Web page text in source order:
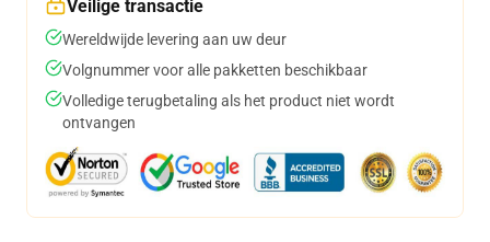
Veilige transactie
Wereldwijde levering aan uw deur
Volgnummer voor alle pakketten beschikbaar
Volledige terugbetaling als het product niet wordt
ontvangen